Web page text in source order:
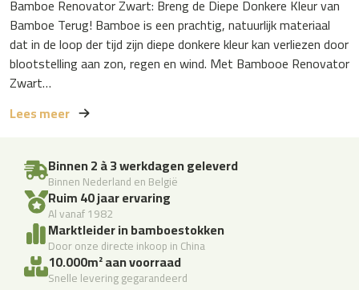
Bamboe Renovator Zwart: Breng de Diepe Donkere Kleur van
Bamboe Terug! Bamboe is een prachtig, natuurlijk materiaal
dat in de loop der tijd zijn diepe donkere kleur kan verliezen door
blootstelling aan zon, regen en wind. Met Bambooe Renovator
Zwart…
Lees meer
Binnen 2 à 3 werkdagen geleverd
Binnen Nederland en België
Ruim 40 jaar ervaring
Al vanaf 1982
Marktleider in bamboestokken
Door onze directe inkoop in China
10.000m² aan voorraad
Snelle levering gegarandeerd